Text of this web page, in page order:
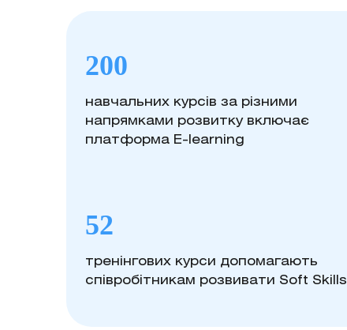
200
навчальних курсів за різними
напрямками розвитку включає
платформа E-learning
52
тренінгових курси допомагають
співробітникам розвивати Soft Skills